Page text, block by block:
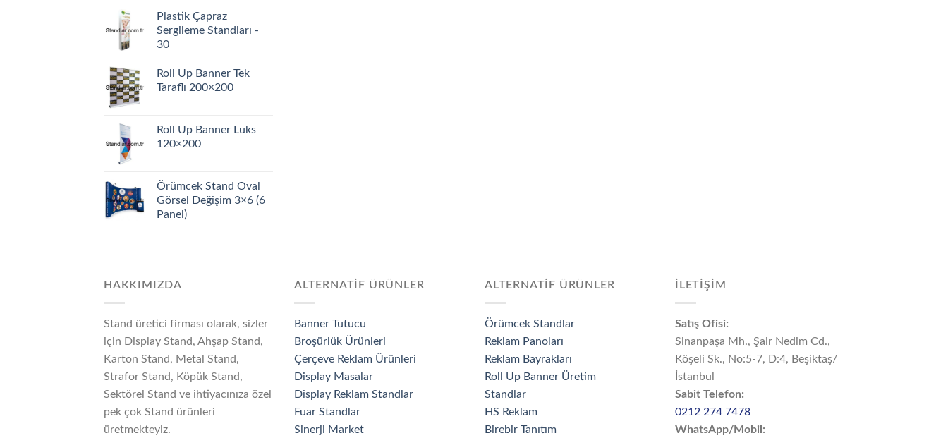
Plastik Çapraz
Sergileme Standları -
30
Roll Up Banner Tek
Taraflı 200×200
Roll Up Banner Luks
120×200
Örümcek Stand Oval
Görsel Değişim 3×6 (6
Panel)
HAKKIMIZDA
Stand üretici firması olarak, sizler
için Display Stand, Ahşap Stand,
Karton Stand, Metal Stand,
Strafor Stand, Köpük Stand,
Sektörel Stand ve ihtiyacınıza özel
pek çok Stand ürünleri
üretmekteyiz.
ALTERNATİF ÜRÜNLER
Banner Tutucu
Broşürlük Ürünleri
Çerçeve Reklam Ürünleri
Display Masalar
Display Reklam Standlar
Fuar Standlar
Sinerji Market
ALTERNATİF ÜRÜNLER
Örümcek Standlar
Reklam Panoları
Reklam Bayrakları
Roll Up Banner Üretim
Standlar
HS Reklam
Birebir Tanıtım
İLETİŞİM
Satış Ofisi:
Sinanpaşa Mh., Şair Nedim Cd.,
Köşeli Sk., No:5-7, D:4, Beşiktaş/
İstanbul
Sabit Telefon:
0212 274 7478
WhatsApp/Mobil: